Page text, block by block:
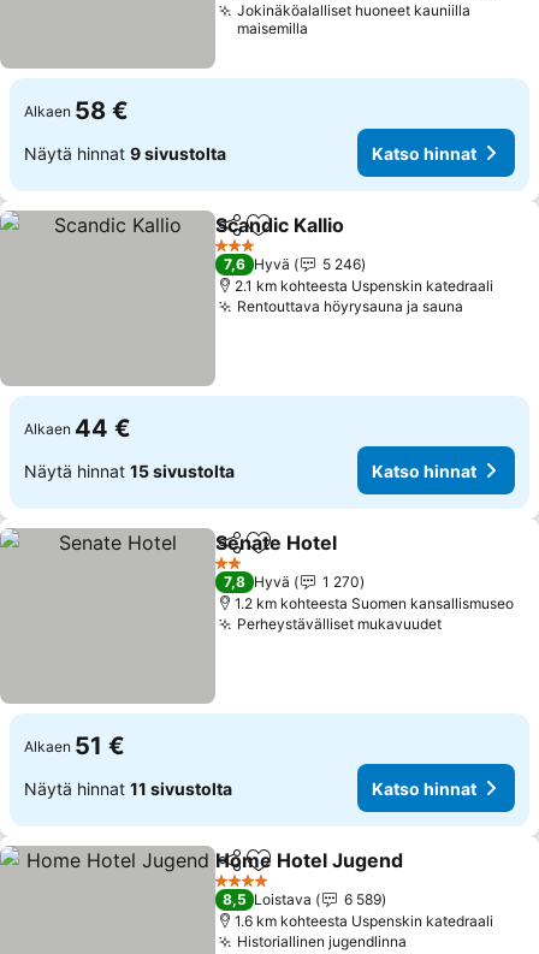
Jokinäköalalliset huoneet kauniilla
maisemilla
Alkaen 58 €
Näytä hinnat 9 sivustolta Katso hinnat
Jaa Lisää suosikkeihin
Scandic Kallio
3 Tähtiluokitus
7,6 Hyvä
5 246
2.1 km kohteesta Uspenskin katedraali
Rentouttava höyrysauna ja sauna
Alkaen 44 €
Näytä hinnat 15 sivustolta Katso hinnat
Jaa Lisää suosikkeihin
Senate Hotel
2 Tähtiluokitus
7,8 Hyvä
1 270
1.2 km kohteesta Suomen kansallismuseo
Perheystävälliset mukavuudetKatso
Alkaen 51 €
Näytä hinnat 11 sivustolta Katso hinnat
Jaa Lisää suosikkeihin
Home Hotel Jugend
4 Tähtiluokitus
8,5 Loistava
6 589
1.6 km kohteesta Uspenskin katedraali
Historiallinen jugendlinna